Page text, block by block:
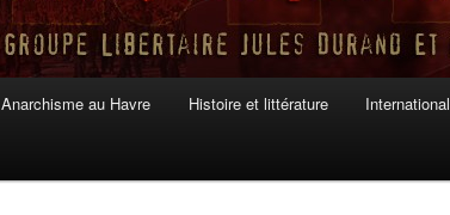
Anarchisme au Havre Histoire et littérature International